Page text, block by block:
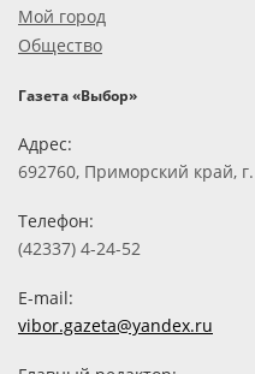
Мой город
Общество
Газета «Выбор»
Адрес:
692760, Приморский край,
Телефон:
(42337) 4-24-52
E-mail:
vibor.gazeta@yandex.ru